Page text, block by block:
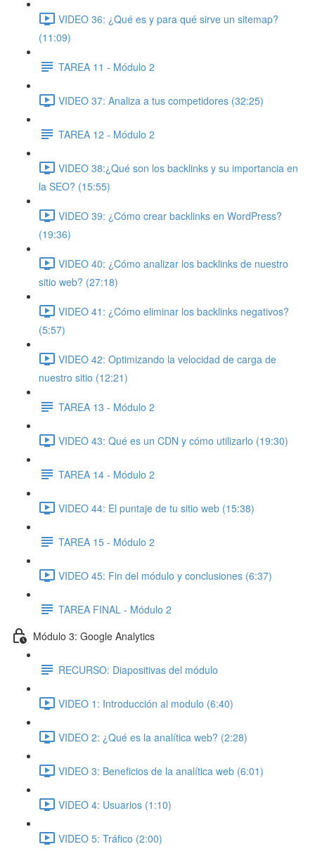
VIDEO 36: ¿Qué es y para qué sirve un sitemap?
(11:09)
TAREA 11 - Módulo 2
VIDEO 37: Analiza a tus competidores (32:25)
TAREA 12 - Módulo 2
VIDEO 38:¿Qué son los backlinks y su importancia en
la SEO? (15:55)
VIDEO 39: ¿Cómo crear backlinks en WordPress?
(19:36)
VIDEO 40: ¿Cómo analizar los backlinks de nuestro
sitio web? (27:18)
VIDEO 41: ¿Cómo eliminar los backlinks negativos?
(5:57)
VIDEO 42: Optimizando la velocidad de carga de
nuestro sitio (12:21)
TAREA 13 - Módulo 2
VIDEO 43: Qué es un CDN y cómo utilizarlo (19:30)
TAREA 14 - Módulo 2
VIDEO 44: El puntaje de tu sitio web (15:38)
TAREA 15 - Módulo 2
VIDEO 45: Fin del módulo y conclusiones (6:37)
TAREA FINAL - Módulo 2
Módulo 3: Google Analytics
RECURSO: Diapositivas del módulo
VIDEO 1: Introducción al modulo (6:40)
VIDEO 2: ¿Qué es la analítica web? (2:28)
VIDEO 3: Beneficios de la analítica web (6:01)
VIDEO 4: Usuarios (1:10)
VIDEO 5: Tráfico (2:00)